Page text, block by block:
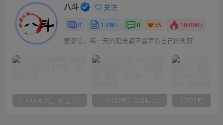
八斗 关注
0 1.7W+ 0 55 1840W+
要坚信，每一天的阳光都不会辜负自己的笑容
八斗项目资源网 全网正品VIP课程 无损下载~ （10150期）2024高考项目野路子玩法，无限裂变，最高一天1W＋！